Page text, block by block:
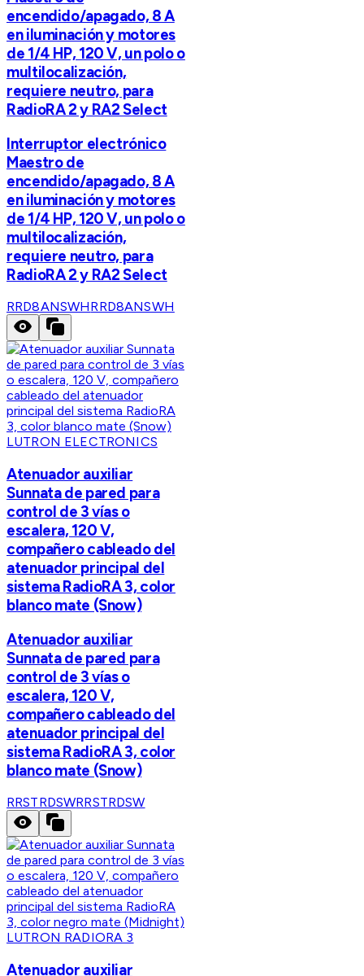
encendido/apagado, 8 A
en iluminación y motores
de 1/4 HP, 120 V, un polo o
multilocalización,
requiere neutro, para
RadioRA 2 y RA2 Select
Interruptor electrónico
Maestro de
encendido/apagado, 8 A
en iluminación y motores
de 1/4 HP, 120 V, un polo o
multilocalización,
requiere neutro, para
RadioRA 2 y RA2 Select
RRD8ANSWHRRD8ANSWH
LUTRON ELECTRONICS
Atenuador auxiliar
Sunnata de pared para
control de 3 vías o
escalera, 120 V,
compañero cableado del
atenuador principal del
sistema RadioRA 3, color
blanco mate (Snow)
Atenuador auxiliar
Sunnata de pared para
control de 3 vías o
escalera, 120 V,
compañero cableado del
atenuador principal del
sistema RadioRA 3, color
blanco mate (Snow)
RRSTRDSWRRSTRDSW
LUTRON RADIORA 3
Atenuador auxiliar